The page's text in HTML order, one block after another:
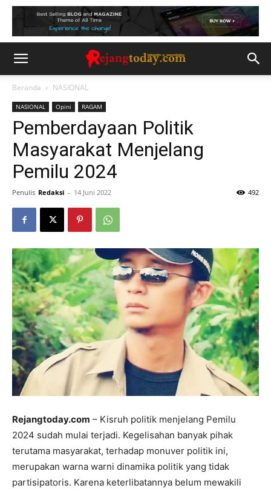
Beranda NASIONAL
NASIONAL Opini RAGAM
Pemberdayaan Politik
Masyarakat Menjelang
Pemilu 2024
Penulis Redaksi - 14 Juni 2022 492
Rejangtoday.com – Kisruh politik menjelang Pemilu
2024 sudah mulai terjadi. Kegelisahan banyak pihak
terutama masyarakat, terhadap monuver politik ini,
merupakan warna warni dinamika politik yang tidak
partisipatoris. Karena keterlibatannya belum mewakili